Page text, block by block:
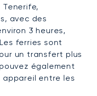
avec des
3 heures,
ferries sont
un transfert plus
également
entre les